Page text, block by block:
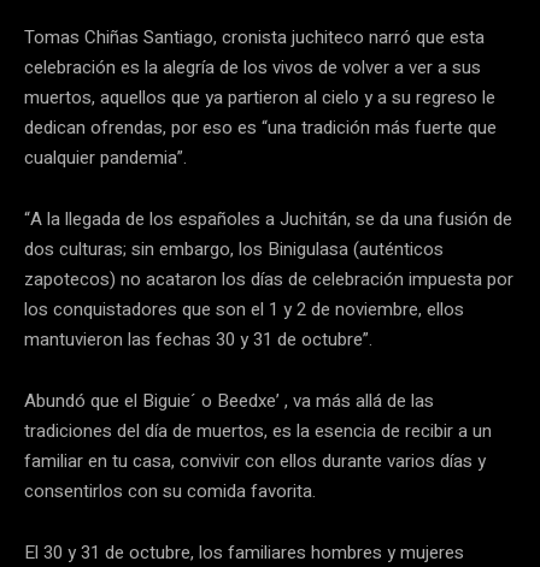
Tomas Chiñas Santiago, cronista juchiteco narró que esta
celebración es la alegría de los vivos de volver a ver a sus
muertos, aquellos que ya partieron al cielo y a su regreso le
dedican ofrendas, por eso es “una tradición más fuerte que
cualquier pandemia”.
“A la llegada de los españoles a Juchitán, se da una fusión de
dos culturas; sin embargo, los Binigulasa (auténticos
zapotecos) no acataron los días de celebración impuesta por
los conquistadores que son el 1 y 2 de noviembre, ellos
mantuvieron las fechas 30 y 31 de octubre”.
Abundó que el Biguie´ o Beedxe’ , va más allá de las
tradiciones del día de muertos, es la esencia de recibir a un
familiar en tu casa, convivir con ellos durante varios días y
consentirlos con su comida favorita.
El 30 y 31 de octubre, los familiares hombres y mujeres